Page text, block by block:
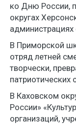
ко Дню России,
округах
администрациях
В Приморской
отряд летней
творчески,
патриотических
В Каховском
России»
организаций,